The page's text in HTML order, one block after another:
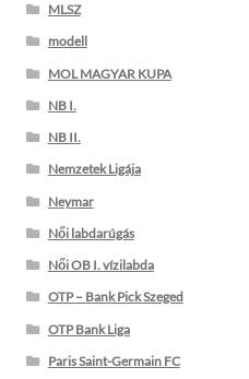
MLSZ
modell
MOL MAGYAR KUPA
NB I.
NB II.
Nemzetek Ligája
Neymar
Női labdarúgás
Női OB I. vízilabda
OTP – Bank Pick Szeged
OTP Bank Liga
Paris Saint-Germain FC